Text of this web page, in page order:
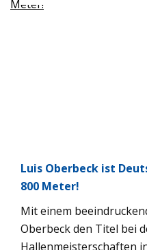
Luis Oberbeck ist
800 Meter!
Mit einem
Oberbeck den Titel bei
Hallenmeisterschaften